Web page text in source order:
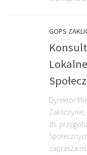
GOPS
Dyrektor
ds.
zaprasza